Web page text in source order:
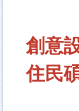
創意
住民